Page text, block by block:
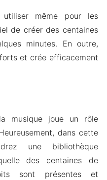
même pour les
de créer des centaines
minutes. En outre,
et crée efficacement
musique joue un rôle
dans cette
une bibliothèque
des centaines de
sont présentes et